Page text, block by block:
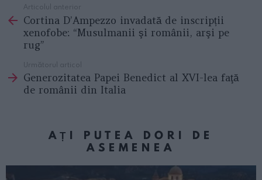
more
Articolul anterior
Cortina D’Ampezzo invadată de inscripții
xenofobe: “Musulmanii şi românii, arşi pe
rug”
Următorul articol
Generozitatea Papei Benedict al XVI-lea faţă
de românii din Italia
AȚI PUTEA DORI DE
ASEMENEA